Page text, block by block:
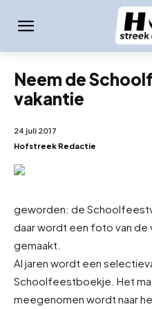
Neem de
vakantie
24 juli 2017
Hofstreek Redactie
geworden: de
daar wordt een foto van de
gemaakt.
Al jaren wordt een selectie
Schoolfeestboekje. Het
meegenomen wordt naar